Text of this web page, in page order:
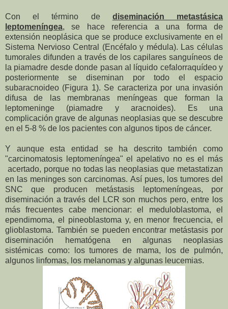
Con el término de diseminación metastásica
leptomeníngea, se hace referencia a una forma de
extensión neoplásica que se produce exclusivamente en el
Sistema Nervioso Central (Encéfalo y médula). Las células
tumorales difunden a través de los capilares sanguíneos de
la piamadre desde donde pasan al líquido cefalorraquídeo y
posteriormente se diseminan por todo el espacio
subaracnoideo (Figura 1). Se caracteriza por una invasión
difusa de las membranas meníngeas que forman la
leptomeninge (piamadre y aracnoides). Es una
complicación grave de algunas neoplasias que se descubre
en el 5-8 % de los pacientes con algunos tipos de cáncer.
Y aunque esta entidad se ha descrito también como
"carcinomatosis leptomeníngea" el apelativo no es el más
acertado, porque no todas las neoplasias que metastatizan
en las meninges son carcinomas. Así pues, l os tumores del
SNC que producen metástasis leptomeníngeas, por
diseminación a través del LCR son muchos pero, entre los
más frecuentes cabe mencionar: el meduloblastoma, el
ependimoma, el pineoblastoma y, en menor frecuencia, el
glioblastoma. También se pueden encontrar metástasis por
diseminación hematógena en algunas neoplasias
sistémicas como: los tumores de mama, los de pulmón,
algunos linfomas, los melanomas y algunas leucemias.